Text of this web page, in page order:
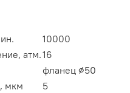
10000
атм.16
фланец ⌀50
мкм
5